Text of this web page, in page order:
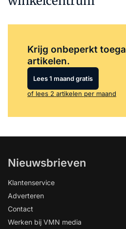
Krijg onbeperkt
artikelen.
Lees 1 maand gratis
of lees 2 artikelen per maand
Nieuwsbrieven
Klantenservice
Adverteren
Contact
Werken bij VMN media